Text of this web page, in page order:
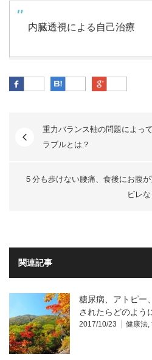
内臓透視による自己治療
Facebook はてなブックマーク
重力バランス軸の問題によっ
ラブルとは？
５分も歩けない腰痛、食後にお腹
ビレ
関連記事
糖尿病、アトピー
されたらどのよう
2017/10/23 健康法,